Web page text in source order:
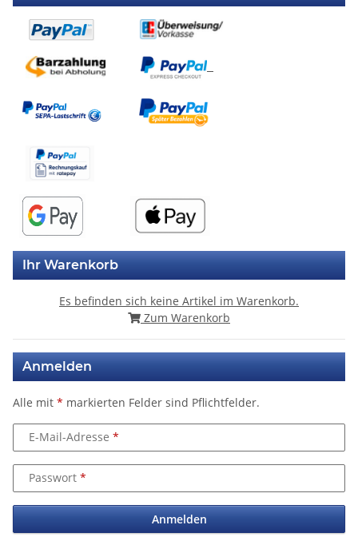
Ihr Warenkorb
Es befinden sich keine Artikel im Warenkorb.
Zum Warenkorb
Anmelden
Alle mit * markierten Felder sind Pflichtfelder.
E-Mail-Adresse
Passwort
Anmelden